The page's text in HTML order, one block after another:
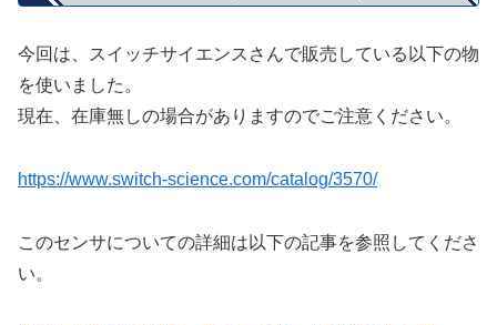
今回は、スイッチサイエンスさんで販売している以下の物
を使いました。
現在、在庫無しの場合がありますのでご注意ください。
https://www.switch-science.com/catalog/3570/
このセンサについての詳細は以下の記事を参照してくださ
い。